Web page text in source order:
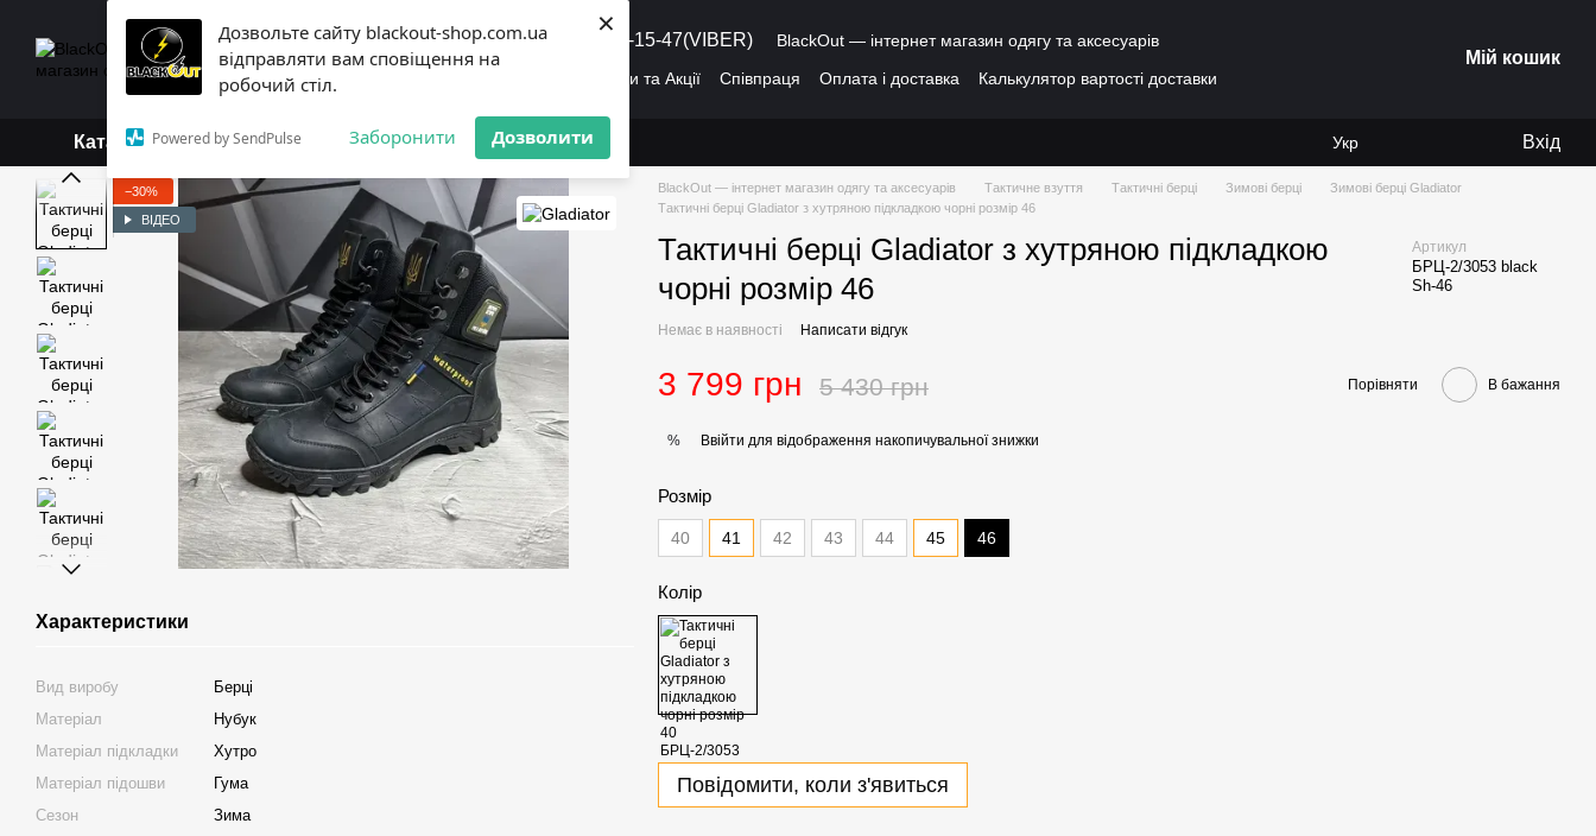
Дозвольте сайту blackout-shop.com.ua
відправляти вам сповіщення на
робочий стіл.
Powered by SendPulse Заборонити Дозволити
×
Перейти до основного контенту
+38 (068) 119-18-19,+38 (095) 486-15-47(VIBER)
BlackOut — інтернет магазин одягу та аксесуарів
Каталог
Знижки та Акції Співпраця Оплата і доставка
Калькулятор вартості доставки
Мій кошик
Каталог Укр Вхід
−30%
ВІДЕО
Характеристики
Вид виробу
Берці
Матеріал
Нубук
Матеріал підкладки
Хутро
Матеріал підошви
Гума
Сезон
Зима
BlackOut — інтернет магазин одягу та аксесуарів Тактичне взуття Тактичні берці Зимові берці
Зимові берці Gladiator
Тактичні берці Gladiator з хутряною підкладкою чорні розмір 46
Тактичні берці Gladiator з хутряною підкладкою
чорні розмір 46
Артикул
БРЦ-2/3053 black
Sh-46
Немає в наявності Написати відгук
3 799 грн 5 430 грн Порівняти В бажання
% Ввійти для відображення накопичувальної знижки
Розмір
40 41 42 43 44 45 46
Колір
Повідомити, коли з'явиться